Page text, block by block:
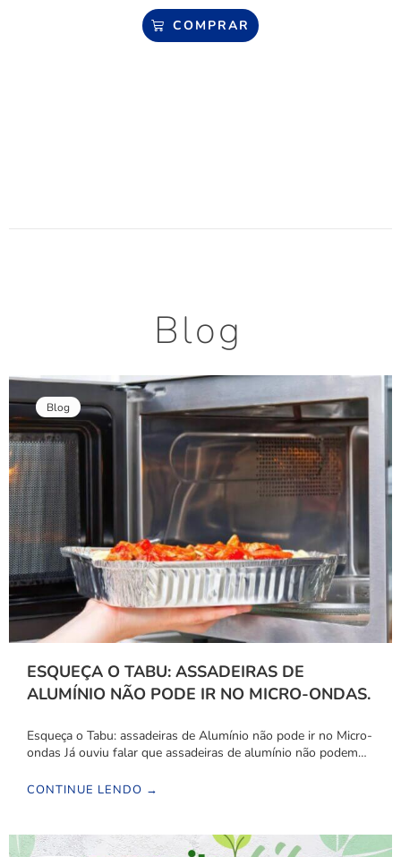
COMPRAR
Blog
Blog
ESQUEÇA O TABU: ASSADEIRAS DE
ALUMÍNIO NÃO PODE IR NO MICRO-ONDAS.
Esqueça o Tabu: assadeiras de Alumínio não pode ir no Micro-
ondas Já ouviu falar que assadeiras de alumínio não podem…
CONTINUE LENDO →